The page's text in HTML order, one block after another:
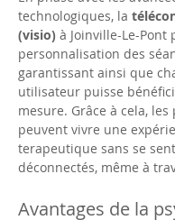
technologiques, la
(visio) à Joinville-Le-Pont
personnalisation des
garantissant ainsi que
utilisateur puisse
mesure. Grâce à cela,
peuvent vivre une
terapeutique sans se
déconnectés, même à
Avantages de la